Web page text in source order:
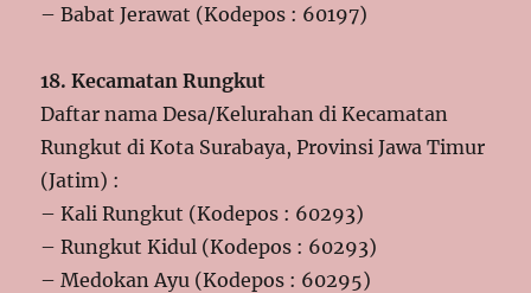
– Babat Jerawat (Kodepos : 60197)
18. Kecamatan Rungkut
Daftar nama Desa/Kelurahan di Kecamatan
Rungkut di Kota Surabaya, Provinsi Jawa Timur
(Jatim) :
– Kali Rungkut (Kodepos : 60293)
– Rungkut Kidul (Kodepos : 60293)
– Medokan Ayu (Kodepos : 60295)